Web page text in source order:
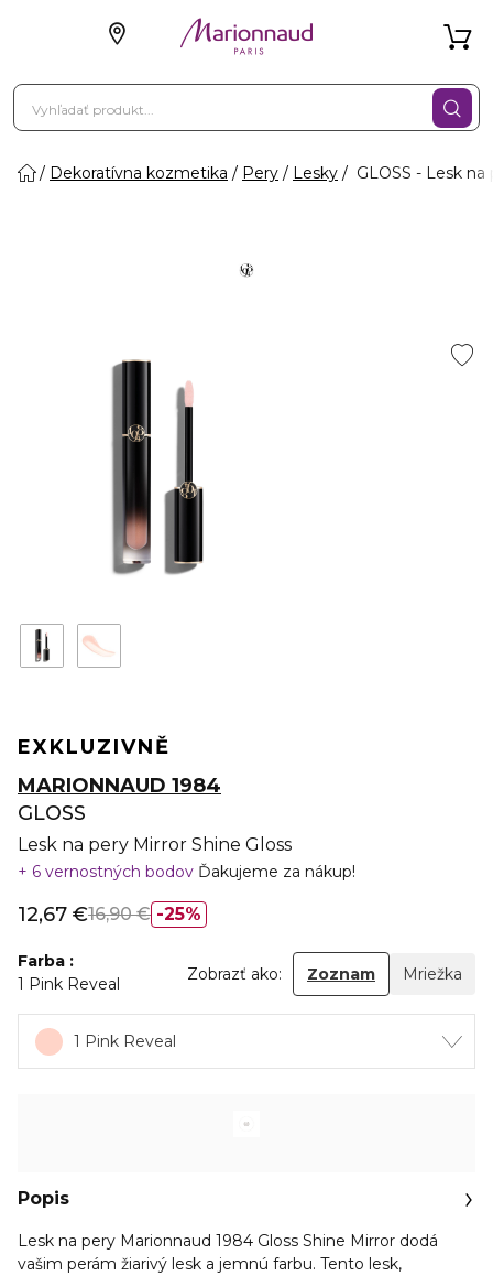
Dekoratívna kozmetika Pery Lesky GLOSS - Lesk
EXKLUZIVNĚ
MARIONNAUD 1984
GLOSS
Lesk na pery Mirror Shine Gloss
6 vernostných bodov Ďakujeme za nákup!
25%
12,67 €16,90 €
Farba
1 Pink Reveal
Zobrazť ako: Zoznam Mriežka
1 Pink Reveal
Popis
Lesk na pery Marionnaud 1984 Gloss Shine Mirror dodá
vašim perám žiarivý lesk a jemnú farbu. Tento lesk,